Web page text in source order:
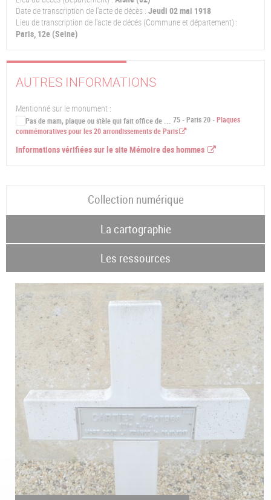
Date de transcription de l'acte de décès : Jeudi 02 mai 1918
Lieu de transcription de l'acte de décés (Commune et département) :
Paris, 12e (Seine)
AUTRES INFORMATIONS
Mentionné sur le monument :
75 - Paris 20 -Plaques
commémoratives pour les 20 arrondissements de Paris
Informations vérifiées sur le site Mémoire des hommes
Collection numérique
La cartographie
Les ressources